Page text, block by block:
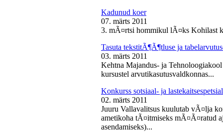
Kadunud koer
07. märts 2011
3. mÃ¤rtsi hommikul lÃ¤ks Kohilast
Tasuta tekstitÃ¶Ã¶tluse ja
03. märts 2011
Kehtna Majandus- ja
kursustel arvutikasutusvaldkonnas...
Konkurss sotsiaal- ja
02. märts 2011
Juuru Vallavalitsus kuulutab vÃ¤lja
ametikoha tÃ¤itmiseks mÃ¤Ã¤ratud
asendamiseks)...